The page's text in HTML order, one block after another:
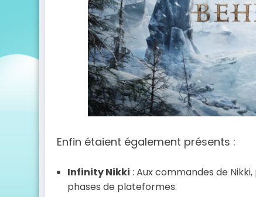
Enfin étaient également présents :
Infinity Nikki : Aux commandes de
phases de plateformes.